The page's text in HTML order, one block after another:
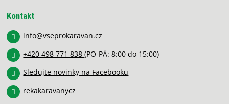
Kontakt
info@vseprokaravan.cz
+420 498 771 838(PO-PÁ: 8:00 do 15:00)
Sledujte novinky na Facebooku
rekakaravanycz